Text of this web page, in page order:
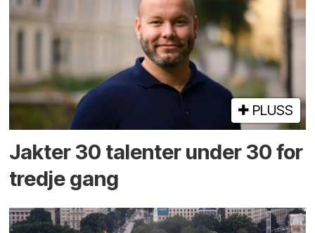
PLUSS
Jakter 30 talenter under 30 for
tredje gang